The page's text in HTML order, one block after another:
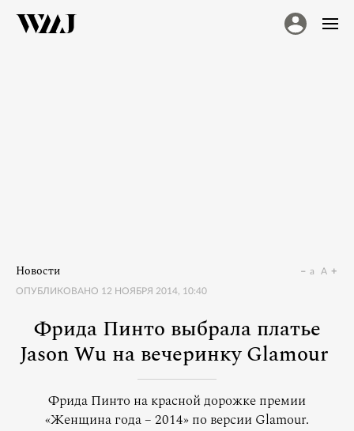
Новости
ОПУБЛИКОВАНО 12 НОЯБРЯ 2014, 10:40
a A
Фрида Пинто выбрала платье
Jason Wu на вечеринку Glamour
Фрида Пинто на красной дорожке премии
«Женщина года – 2014» по версии Glamour.